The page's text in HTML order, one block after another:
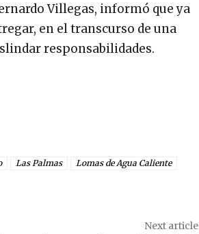
Villegas, informó que ya
en el transcurso de una
responsabilidades.
Las Palmas
Lomas de Agua Caliente
Next article